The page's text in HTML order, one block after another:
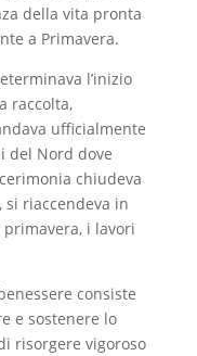
della vita pronta
a Primavera.
l’inizio
raccolta,
ufficialmente
del Nord dove
chiudeva
riaccendeva in
i lavori
consiste
e sostenere lo
risorgere vigoroso